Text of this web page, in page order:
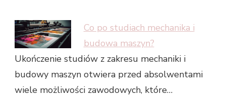
Co po studiach mechanika i
budowa maszyn?
Ukończenie studiów z zakresu mechaniki i
budowy maszyn otwiera przed absolwentami
wiele możliwości zawodowych, które…